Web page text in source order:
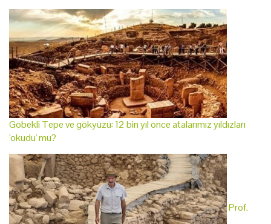
Göbekli Tepe ve gökyüzü: 12 bin yıl önce atalarımız yıldızları
'okudu' mu?
Prof.